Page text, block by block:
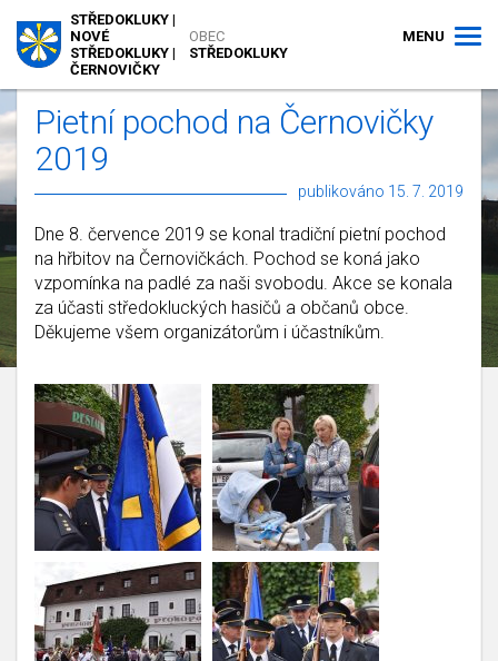
OBEC
STŘEDOKLUKY
STŘEDOKLUKY |
NOVÉ
STŘEDOKLUKY |
ČERNOVIČKY
MENU
Pietní pochod na Černovičky
2019
publikováno 15. 7. 2019
Dne 8. července 2019 se konal tradiční pietní pochod
na hřbitov na Černovičkách. Pochod se koná jako
vzpomínka na padlé za naši svobodu. Akce se konala
za účasti středokluckých hasičů a občanů obce.
Děkujeme všem organizátorům i účastníkům.